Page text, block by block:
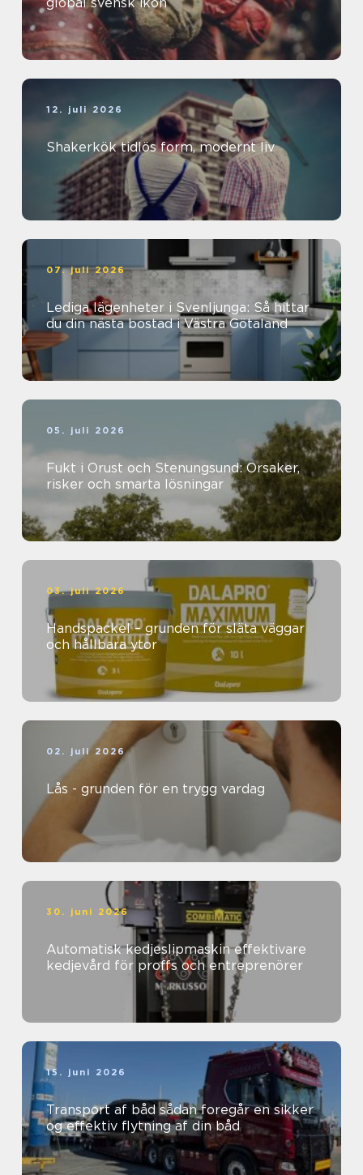
12. juli 2026
Shakerkök tidlös form, modernt liv
07. juli 2026
Lediga lägenheter i Svenljunga: Så hittar
du din nästa bostad i Västra Götaland
05. juli 2026
Fukt i Orust och Stenungsund: Orsaker,
risker och smarta lösningar
03. juli 2026
Handspackel – grunden för släta väggar
och hållbara ytor
02. juli 2026
Lås - grunden för en trygg vardag
30. juni 2026
Automatisk kedjeslipmaskin effektivare
kedjevård för proffs och entreprenörer
15. juni 2026
Transport af båd sådan foregår en sikker
og effektiv flytning af din båd